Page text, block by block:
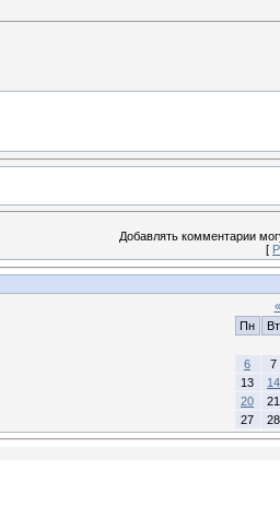
Добавлять комментарии
[
«
Пн
Вт
6
7
13
14
20
21
27
28